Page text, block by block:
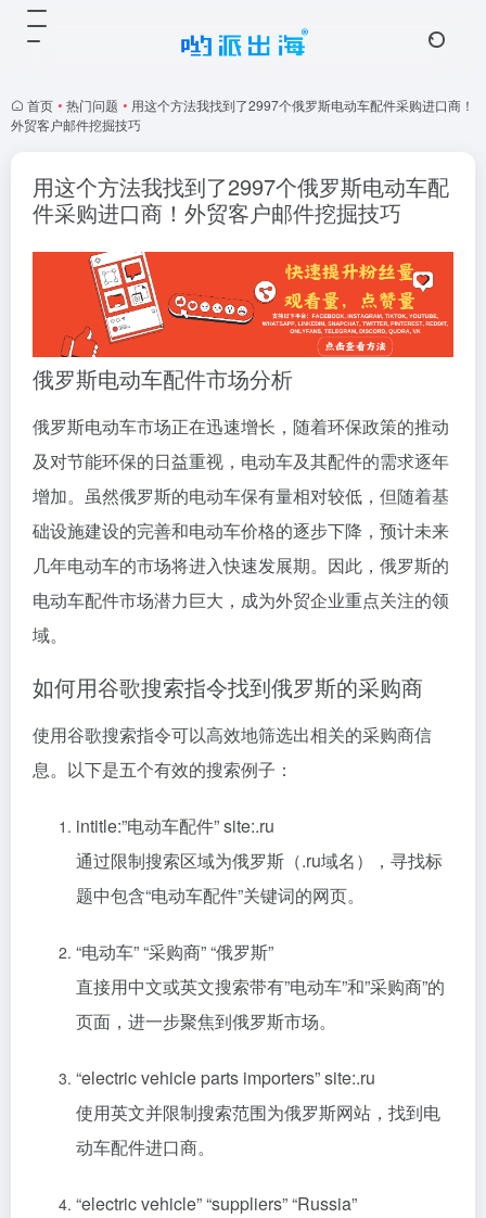
首页 • 热门问题 • 用这个方法我找到了2997个俄罗斯电动车配件采购进口商！
外贸客户邮件挖掘技巧
用这个方法我找到了2997个俄罗斯电动车配
件采购进口商！外贸客户邮件挖掘技巧
俄罗斯电动车配件市场分析
俄罗斯电动车市场正在迅速增长，随着环保政策的推动
及对节能环保的日益重视，电动车及其配件的需求逐年
增加。虽然俄罗斯的电动车保有量相对较低，但随着基
础设施建设的完善和电动车价格的逐步下降，预计未来
几年电动车的市场将进入快速发展期。因此，俄罗斯的
电动车配件市场潜力巨大，成为外贸企业重点关注的领
域。
如何用谷歌搜索指令找到俄罗斯的采购商
使用谷歌搜索指令可以高效地筛选出相关的采购商信
息。以下是五个有效的搜索例子：
intitle:”电动车配件” site:.ru
通过限制搜索区域为俄罗斯（.ru域名），寻找标
题中包含“电动车配件”关键词的网页。
“电动车” “采购商” “俄罗斯”
直接用中文或英文搜索带有”电动车”和”采购商”的
页面，进一步聚焦到俄罗斯市场。
“electric vehicle parts importers” site:.ru
使用英文并限制搜索范围为俄罗斯网站，找到电
动车配件进口商。
“electric vehicle” “suppliers” “Russia”